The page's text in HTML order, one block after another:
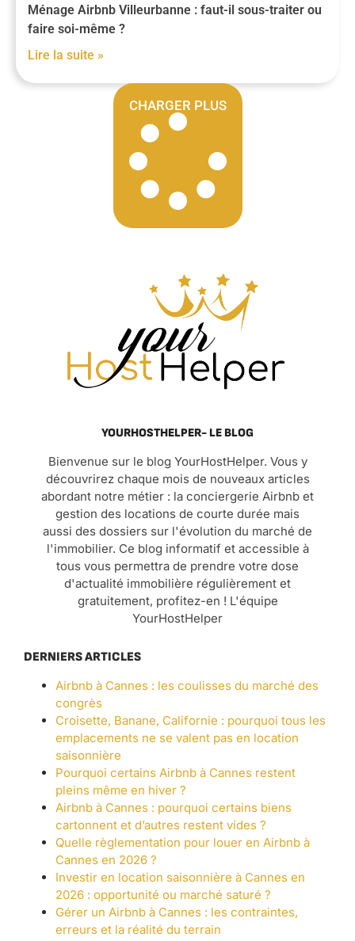
Ménage Airbnb Villeurbanne : faut-il sous-traiter ou
faire soi-même ?
Lire la suite »
CHARGER PLUS
YOURHOSTHELPER- LE BLOG
Bienvenue sur le blog YourHostHelper. Vous y
découvrirez chaque mois de nouveaux articles
abordant notre métier : la conciergerie Airbnb et
gestion des locations de courte durée mais
aussi des dossiers sur l'évolution du marché de
l'immobilier. Ce blog informatif et accessible à
tous vous permettra de prendre votre dose
d'actualité immobilière régulièrement et
gratuitement, profitez-en ! L'équipe
YourHostHelper
DERNIERS ARTICLES
Airbnb à Cannes : les coulisses du marché des
congrès
Croisette, Banane, Californie : pourquoi tous les
emplacements ne se valent pas en location
saisonnière
Pourquoi certains Airbnb à Cannes restent
pleins même en hiver ?
Airbnb à Cannes : pourquoi certains biens
cartonnent et d’autres restent vides ?
Quelle règlementation pour louer en Airbnb à
Cannes en 2026 ?
Investir en location saisonnière à Cannes en
2026 : opportunité ou marché saturé ?
Gérer un Airbnb à Cannes : les contraintes,
erreurs et la réalité du terrain